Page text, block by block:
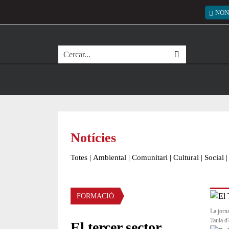
Cerca
Notícies
Totes | Ambiental | Comunitari | Cultural | Social |
Àmbit de la notícia
FORMACIÓ
La
Taula